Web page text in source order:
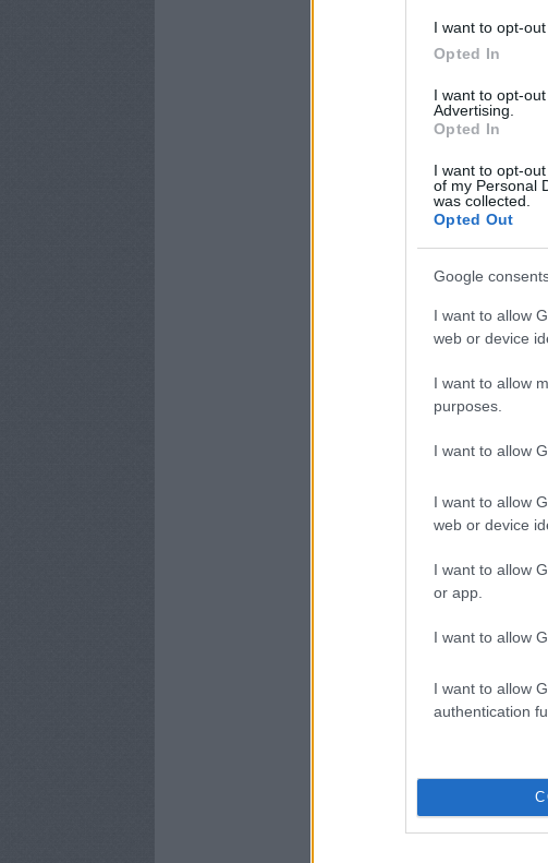
I want to opt-
Opted In
I want to opt-
Advertising.
Opted In
I want to opt-
of my Personal
was collected.
Opted Out
Google
I want to allow
web or device
I want to allow
purposes.
I want to allow
I want to allow
web or device
I want to allow
or app.
I want to allow
I want to allow
authentication